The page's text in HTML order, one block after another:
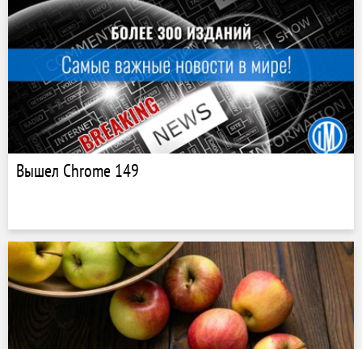
Вышел Chrome 149